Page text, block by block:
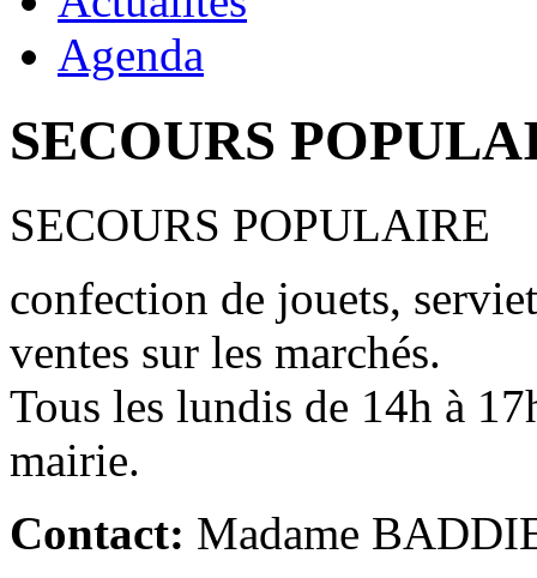
Agenda
SECOURS
SECOURS POPULAIRE
confection de jouets,
ventes sur les marchés.
Tous les lundis de 14h à
mairie.
Contact: Madame